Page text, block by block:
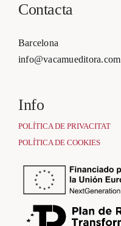
Contacta
Barcelona
info@vacamueditora.com
Info
POLÍTICA DE PRIVACITAT
POLÍTICA DE COOKIES